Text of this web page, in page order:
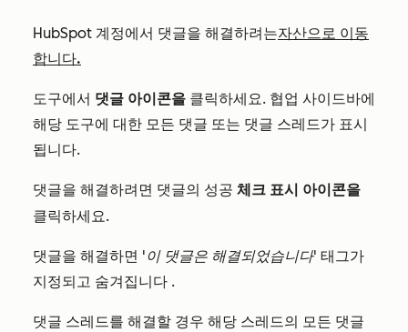
HubSpot 계정에서 댓글을 해결하려는자산으로 이동
합니다.
도구에서 댓글 아이콘을 클릭하세요. 협업 사이드바에
해당 도구에 대한 모든 댓글 또는 댓글 스레드가 표시
됩니다.
댓글을 해결하려면 댓글의 성공 체크 표시 아이콘을
클릭하세요.
댓글을 해결하면 '이 댓글은 해결되었습니다' 태그가
지정되고 숨겨집니다 .
댓글 스레드를 해결할 경우 해당 스레드의 모든 댓글